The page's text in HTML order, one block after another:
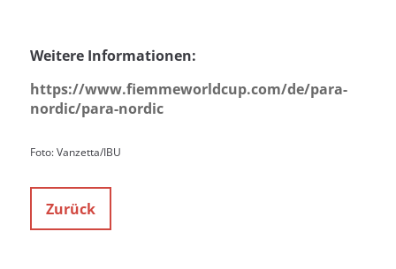
Weitere Informationen:
https://www.fiemmeworldcup.com/de/para-
nordic/para-nordic
Foto: Vanzetta/IBU
Zurück